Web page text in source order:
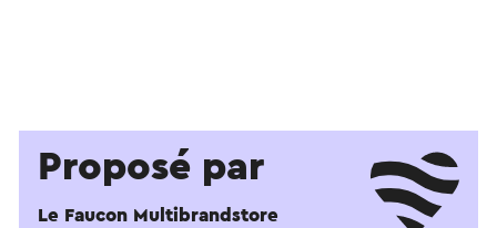
Proposé par
Le Faucon Multibrandstore